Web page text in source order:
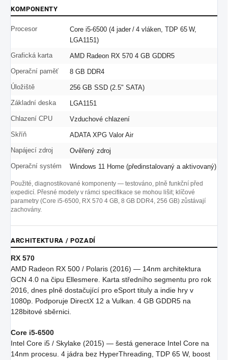
KOMPONENTY
Procesor
Core i5-6500 (4 jader / 4 vláken, TDP 65 W,
LGA1151)
Grafická karta AMD Radeon RX 570 4 GB GDDR5
Operační paměť 8 GB DDR4
Úložiště 256 GB SSD (2.5" SATA)
Základní deska LGA1151
Chlazení CPU Vzduchové chlazení
Skříň ADATA XPG Valor Air
Napájecí zdroj Ověřený zdroj
Operační systém Windows 11 Home (předinstalovaný a aktivovaný)
Použité, diagnostikované komponenty — testováno, plně funkční před
expedicí. Přesné modely v rámci specifikace se mohou lišit; klíčové
parametry (Core i5-6500, RX 570 4 GB, 8 GB DDR4, 256 GB) zůstávají
zachovány.
ARCHITEKTURA / POZADÍ
RX 570
AMD Radeon RX 500 / Polaris (2016) — 14nm architektura
GCN 4.0 na čipu Ellesmere. Karta středního segmentu pro rok
2016, dnes plně dostačující pro eSport tituly a indie hry v
1080p. Podporuje DirectX 12 a Vulkan. 4 GB GDDR5 na
128bitové sběrnici.
Core i5-6500
Intel Core i5 / Skylake (2015) — šestá generace Intel Core na
14nm procesu. 4 jádra bez HyperThreading, TDP 65 W, boost